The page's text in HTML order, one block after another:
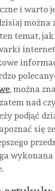
i warto
można
temat,
, można
nad
podjąć
się